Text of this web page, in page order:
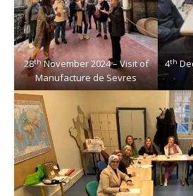
28thNovember 2024 – Visit of
Manufacture de Sevres
4th